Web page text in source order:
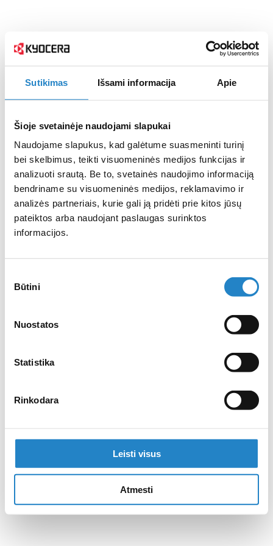
Sutikimas Išsami informacija Apie
Šioje svetainėje naudojami slapukai
Naudojame slapukus, kad galėtume suasmeninti turinį
bei skelbimus, teikti visuomeninės medijos funkcijas ir
analizuoti srautą. Be to, svetainės naudojimo informaciją
bendriname su visuomeninės medijos, reklamavimo ir
analizės partneriais, kurie gali ją pridėti prie kitos jūsų
pateiktos arba naudojant paslaugas surinktos
informacijos.
pasirinkimas
Būtini
Nuostatos
Statistika
Rinkodara
Leisti visus
Atmesti